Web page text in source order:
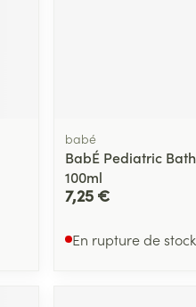
babé
BabÉ Pediatric
100ml
7,25 €
En rupture de stock